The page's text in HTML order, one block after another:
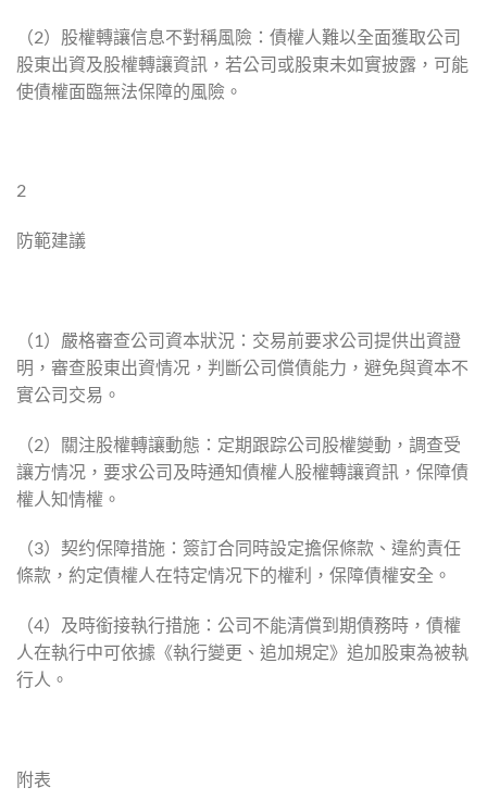
（2）股權轉讓信息不對稱風險：債權人難以全面獲取公司
股東出資及股權轉讓資訊，若公司或股東未如實披露，可能
使債權面臨無法保障的風險。
2
防範建議
（1）嚴格審查公司資本狀況：交易前要求公司提供出資證
明，審查股東出資情况，判斷公司償債能力，避免與資本不
實公司交易。
（2）關注股權轉讓動態：定期跟踪公司股權變動，調查受
讓方情况，要求公司及時通知債權人股權轉讓資訊，保障債
權人知情權。
（3）契约保障措施：簽訂合同時設定擔保條款、違約責任
條款，約定債權人在特定情况下的權利，保障債權安全。
（4）及時銜接執行措施：公司不能清償到期債務時，債權
人在執行中可依據《執行變更、追加規定》追加股東為被執
行人。
附表